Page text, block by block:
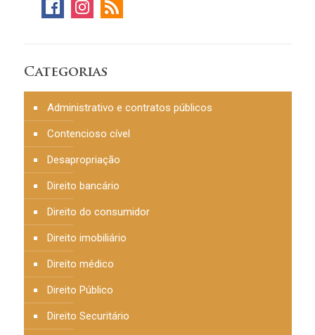
Categorias
Administrativo e contratos públicos
Contencioso cível
Desapropriação
Direito bancário
Direito do consumidor
Direito imobiliário
Direito médico
Direito Público
Direito Securitário